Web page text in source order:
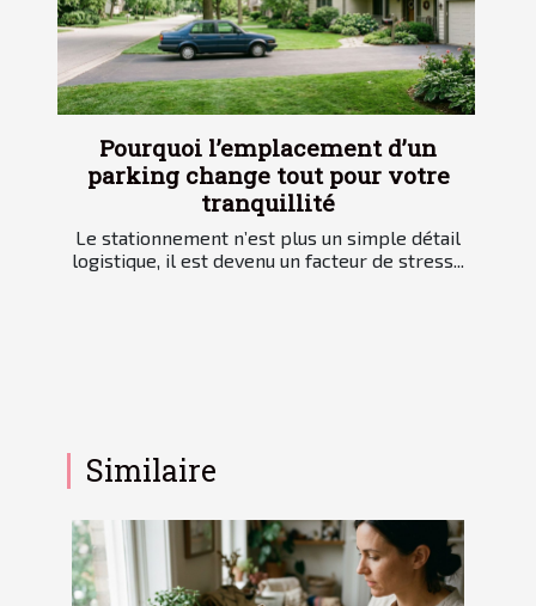
Pourquoi l’emplacement d’un
parking change tout pour votre
tranquillité
Le stationnement n’est plus un simple détail
logistique, il est devenu un facteur de stress...
Similaire